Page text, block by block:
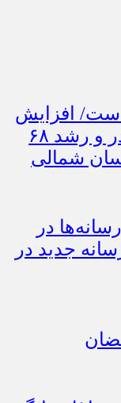
افزایش
۴۳ درصدی کشفیات مواد مخدر و رشد ۶۸
شمالی
در
شمالی / فعالیت ۱۳ رسانه جدید در